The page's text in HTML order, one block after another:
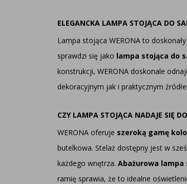
ELEGANCKA LAMPA STOJĄCA DO
Lampa stojąca WERONA to
sprawdzi się jako lampa stojąca do
konstrukcji, WERONA doskonale
dekoracyjnym jak i praktycznym
CZY LAMPA STOJĄCA NADAJE SIĘ
WERONA oferuje szeroką gamę
butelkowa. Stelaż dostępny jest w
każdego wnętrza. Abażurowa lampa
ramię sprawia, że to idealne